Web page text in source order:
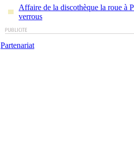
Affaire de la discothèque la roue à
verrous
Partenariat